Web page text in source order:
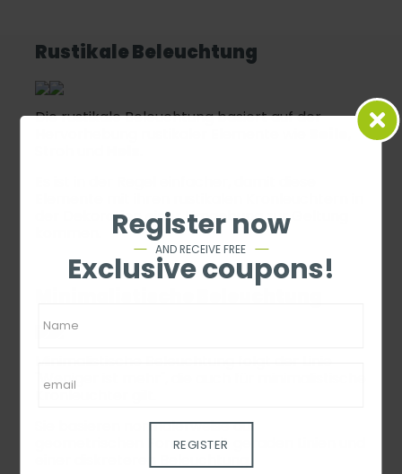
Register now
AND RECEIVE FREE
Exclusive coupons!
REGISTER
Rustikale Beleuchtung
Die rustikale Beleuchtung basiert auf der
der Dekoration einer Umgebung zur Geltung
"Weniger ist mehr", die auch für minimalistische
Kronleuchter gilt.
Sie basieren normalerweise auf
geometrischen Formen mit geraden Linien und